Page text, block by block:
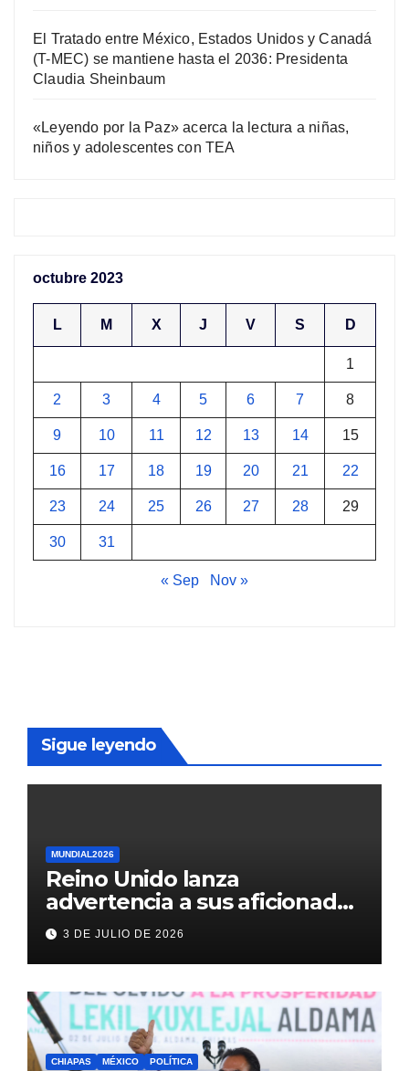
El Tratado entre México, Estados Unidos y Canadá
(T-MEC) se mantiene hasta el 2036: Presidenta
Claudia Sheinbaum
«Leyendo por la Paz» acerca la lectura a niñas,
niños y adolescentes con TEA
octubre 2023
L M X J V S D
1
2 3 4 5 6 7 8
9 10 11 12 13 14 15
16 17 18 19 20 21 22
23 24 25 26 27 28 29
30 31
« Sep Nov »
Sigue leyendo
MUNDIAL2026
Reino Unido lanza
advertencia a sus aficionados
antes del México vs
Inglaterra en el Mundial 2026
3 DE JULIO DE 2026
CHIAPAS MÉXICO POLÍTICA